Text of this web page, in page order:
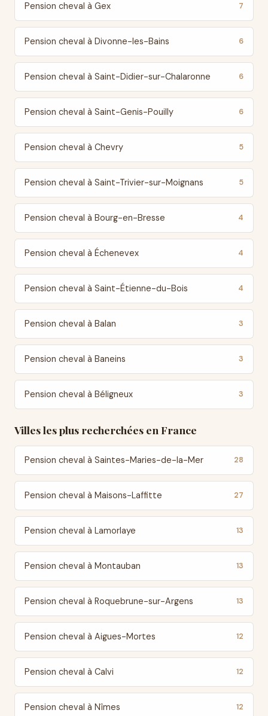
Pension cheval à Gex 7
Pension cheval à Divonne-les-Bains 6
Pension cheval à Saint-Didier-sur-Chalaronne 6
Pension cheval à Saint-Genis-Pouilly 6
Pension cheval à Chevry 5
Pension cheval à Saint-Trivier-sur-Moignans 5
Pension cheval à Bourg-en-Bresse 4
Pension cheval à Échenevex 4
Pension cheval à Saint-Étienne-du-Bois 4
Pension cheval à Balan 3
Pension cheval à Baneins 3
Pension cheval à Béligneux 3
Villes les plus recherchées en France
Pension cheval à Saintes-Maries-de-la-Mer 28
Pension cheval à Maisons-Laffitte 27
Pension cheval à Lamorlaye 13
Pension cheval à Montauban 13
Pension cheval à Roquebrune-sur-Argens 13
Pension cheval à Aigues-Mortes 12
Pension cheval à Calvi 12
Pension cheval à Nîmes 12